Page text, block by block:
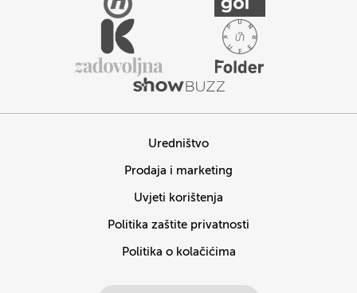
Uredništvo
Prodaja i marketing
Uvjeti korištenja
Politika zaštite privatnosti
Politika o kolačićima